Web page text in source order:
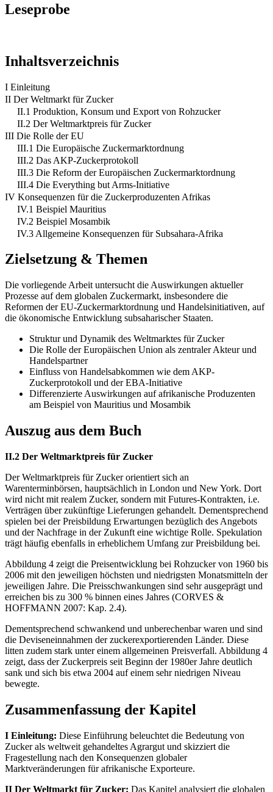
Leseprobe
Inhaltsverzeichnis
I Einleitung
II Der Weltmarkt für Zucker
II.1 Produktion, Konsum und Export von Rohzucker
II.2 Der Weltmarktpreis für Zucker
III Die Rolle der EU
III.1 Die Europäische Zuckermarktordnung
III.2 Das AKP-Zuckerprotokoll
III.3 Die Reform der Europäischen Zuckermarktordnung
III.4 Die Everything but Arms-Initiative
IV Konsequenzen für die Zuckerproduzenten Afrikas
IV.1 Beispiel Mauritius
IV.2 Beispiel Mosambik
IV.3 Allgemeine Konsequenzen für Subsahara-Afrika
Zielsetzung & Themen
Die vorliegende Arbeit untersucht die Auswirkungen aktueller
Prozesse auf dem globalen Zuckermarkt, insbesondere die
Reformen der EU-Zuckermarktordnung und Handelsinitiativen, auf
die ökonomische Entwicklung subsaharischer Staaten.
Struktur und Dynamik des Weltmarktes für Zucker
Die Rolle der Europäischen Union als zentraler Akteur und
Handelspartner
Einfluss von Handelsabkommen wie dem AKP-
Zuckerprotokoll und der EBA-Initiative
Differenzierte Auswirkungen auf afrikanische Produzenten
am Beispiel von Mauritius und Mosambik
Auszug aus dem Buch
II.2 Der Weltmarktpreis für Zucker
Der Weltmarktpreis für Zucker orientiert sich an
Warenterminbörsen, hauptsächlich in London und New York. Dort
wird nicht mit realem Zucker, sondern mit Futures-Kontrakten, i.e.
Verträgen über zukünftige Lieferungen gehandelt. Dementsprechend
spielen bei der Preisbildung Erwartungen bezüglich des Angebots
und der Nachfrage in der Zukunft eine wichtige Rolle. Spekulation
trägt häufig ebenfalls in erheblichem Umfang zur Preisbildung bei.
Abbildung 4 zeigt die Preisentwicklung bei Rohzucker von 1960 bis
2006 mit den jeweiligen höchsten und niedrigsten Monatsmitteln der
jeweiligen Jahre. Die Preisschwankungen sind sehr ausgeprägt und
erreichen bis zu 300 % binnen eines Jahres (CORVES &
HOFFMANN 2007: Kap. 2.4).
Dementsprechend schwankend und unberechenbar waren und sind
die Deviseneinnahmen der zuckerexportierenden Länder. Diese
litten zudem stark unter einem allgemeinen Preisverfall. Abbildung 4
zeigt, dass der Zuckerpreis seit Beginn der 1980er Jahre deutlich
sank und sich bis etwa 2004 auf einem sehr niedrigen Niveau
bewegte.
Zusammenfassung der Kapitel
I Einleitung: Diese Einführung beleuchtet die Bedeutung von
Zucker als weltweit gehandeltes Agrargut und skizziert die
Fragestellung nach den Konsequenzen globaler
Marktveränderungen für afrikanische Exporteure.
II Der Weltmarkt für Zucker: Das Kapitel analysiert die globalen